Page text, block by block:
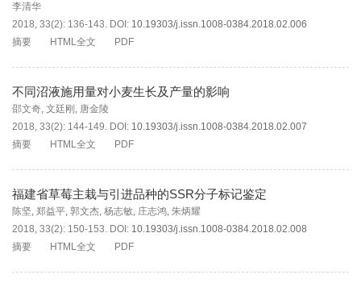
李清华
2018, 33(2): 136-143. DOI: 10.19303/j.issn.1008-0384.2018.02.006
摘要
HTML全文 PDF
不同沼液施用量对小麦生长及产量的影响
邵文奇, 文廷刚 , 唐金陵
2018, 33(2): 144-149. DOI: 10.19303/j.issn.1008-0384.2018.02.007
摘要
HTML全文 PDF
福建省草莓主栽与引进品种的SSR分子标记鉴定
陈坚, 郑益平, 郭文杰, 杨志敏, 庄志鸿, 朱炳耀
2018, 33(2): 150-153. DOI: 10.19303/j.issn.1008-0384.2018.02.008
摘要
HTML全文 PDF